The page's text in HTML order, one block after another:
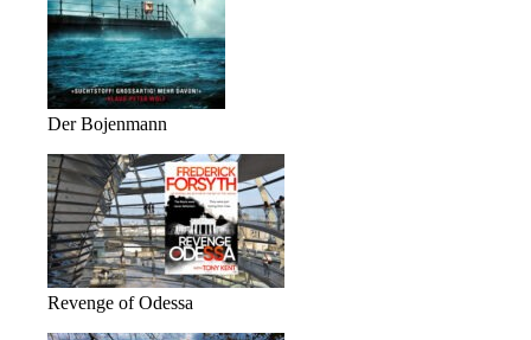
Der Bojenmann
Revenge of Odessa